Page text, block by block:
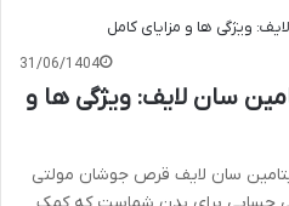
31/06/1404
سان لایف: ویژگی ها و
سان لایف قرص جوشان مولتی